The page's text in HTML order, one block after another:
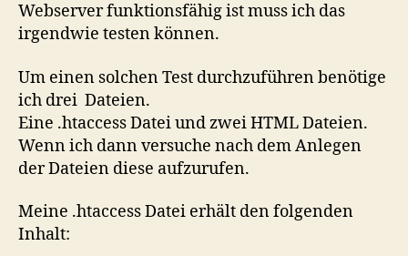
Webserver funktionsfähig ist muss ich das
irgendwie testen können.
Um einen solchen Test durchzuführen benötige
ich drei Dateien.
Eine .htaccess Datei und zwei HTML Dateien.
Wenn ich dann versuche nach dem Anlegen
der Dateien diese aufzurufen.
Meine .htaccess Datei erhält den folgenden
Inhalt: